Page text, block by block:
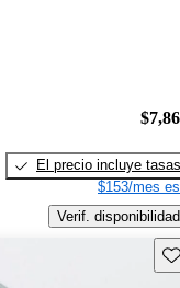
El precio incluye tasas
$153/mes
Verif. disponibilidad